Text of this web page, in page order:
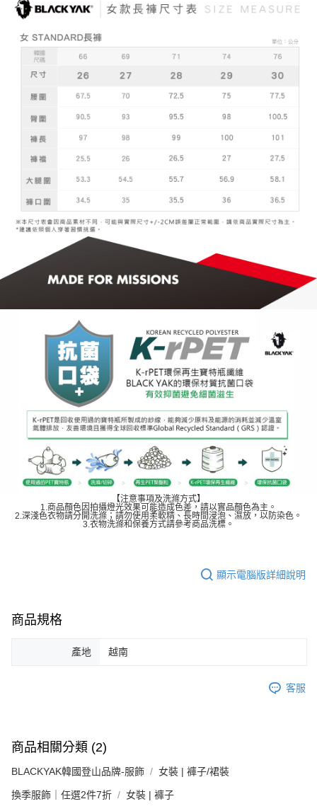
【注意事項及洗滌方式】
1.商品顏色因拍攝燈光效果可能造成色差，請以實品顏色為主。
2.深淺色衣物請分開洗滌；請勿使用柔軟精、長時間浸泡、濕放，以防染色。
3.衣物洗滌和保養方式請參考商品洗標。
顯示電腦版詳細說明
商品規格
產地 越南
客服
商品相關分類 (2)
BLACKYAK韓國登山品牌-服飾 女裝 | 褲子/裙裝
換季服飾｜任選2件7折 女裝 | 褲子